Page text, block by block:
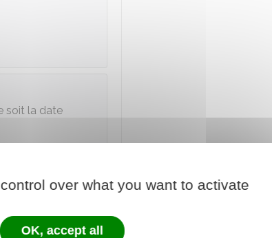
soit la date
de
over what you want to activate
OK, accept all